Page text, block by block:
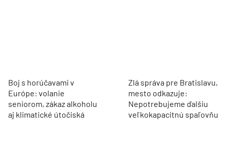
Boj s horúčavami v
Európe: volanie
seniorom, zákaz alkoholu
aj klimatické útočiská
Zlá správa pre Bratislavu,
mesto odkazuje:
Nepotrebujeme ďalšiu
veľkokapacitnú spaľovňu